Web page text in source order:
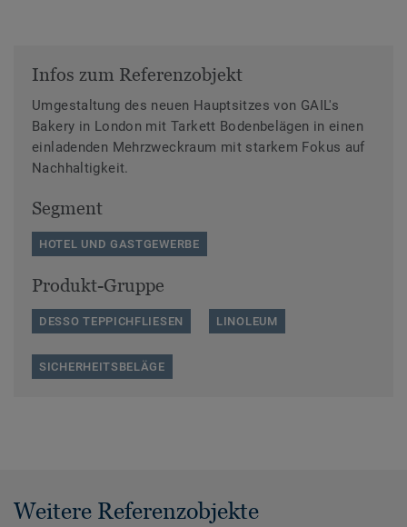
Infos zum Referenzobjekt
Umgestaltung des neuen Hauptsitzes von GAIL's
Bakery in London mit Tarkett Bodenbelägen in einen
einladenden Mehrzweckraum mit starkem Fokus auf
Nachhaltigkeit.
Segment
HOTEL UND GASTGEWERBE
Produkt-Gruppe
DESSO TEPPICHFLIESEN LINOLEUM
SICHERHEITSBELÄGE
Weitere Referenzobjekte